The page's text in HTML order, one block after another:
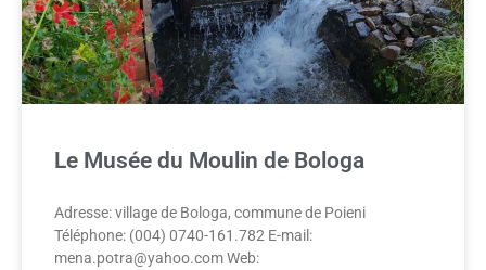
Le Musée du Moulin de Bologa
Adresse: village de Bologa, commune de Poieni
Téléphone: (004) 0740-161.782 E-mail:
mena.potra@yahoo.comWeb: